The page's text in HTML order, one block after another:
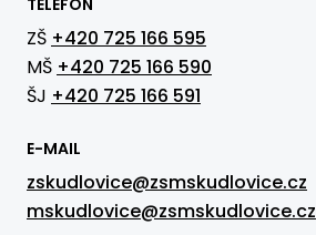
ZŠ +420 725 166 595
MŠ +420 725 166 590
ŠJ +420 725 166 591
E-MAIL
zskudlovice@zsmskudlovice.cz
mskudlovice@zsmskudlovice.cz